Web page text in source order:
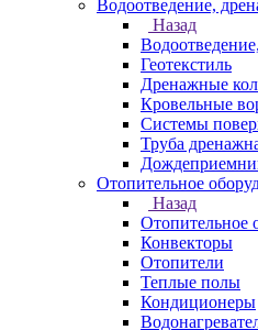
Водоотведение,
Назад
Геотекстиль
Дренажные
Кровельные
Системы
Труба
Отопительное
Назад
Отопительное
Конвекторы
Отопители
Теплые полы
Кондиционеры